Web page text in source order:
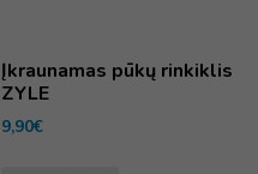
Įkraunamas pūkų rinkiklis
ZYLE
9,90€